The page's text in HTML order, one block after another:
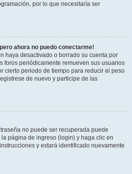
por lo que necesitaría ser
ahora no puedo conectarme!
haya desactivado o borrado su cuenta por
foros periódicamente remueven sus usuarios
cierto periodo de tiempo para reducir el peso
de nuevo y participe de las
no puede ser recuperada puede
página de ingreso (login) y haga clic en
y estará identificado nuevamente